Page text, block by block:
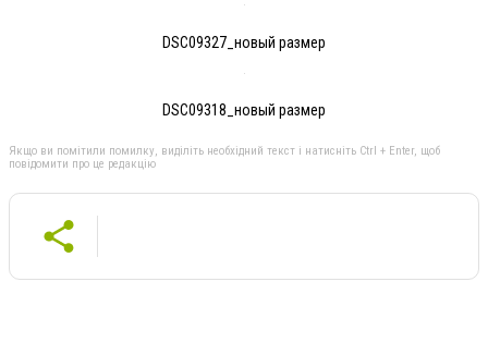
DSC09327_новый размер
DSC09318_новый размер
Якщо ви помітили помилку, виділіть необхідний текст і натисніть Ctrl + Enter, щоб
повідомити про це редакцію